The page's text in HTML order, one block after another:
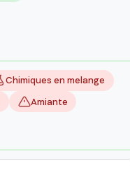
Chimiques en melange
Amiante